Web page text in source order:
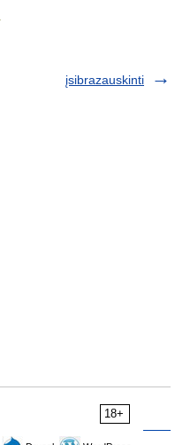
įsibrazauskinti
18+